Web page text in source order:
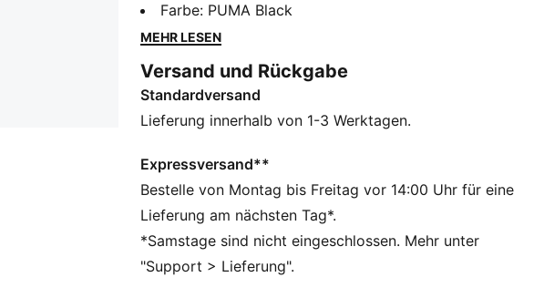
deinen Bewegungen anpasst. Dank dryCELL bleibst
du in diesem nahtlosen T-Shirt immer cool, während
Style verpasst – perfekt für intensive Workouts oder
entspannte Tage.
FEATURES + VORTEILE
vom Körper ableitet und dafür sorgt, dass du beim
Training schweißfrei bleibst
LYCRA® ADAPTIV: Faser in einer innovativen,
nahtlosen Konstruktion für eine optimale Passform
und Formbeständigkeit sorgt für eine passgenaue
Kompression, die sich mit dir bewegt
Farbe: PUMA Black
MEHR LESEN
Versand und Rückgabe
Standardversand
Lieferung innerhalb von 1-3 Werktagen.
Expressversand**
Bestelle von Montag bis Freitag vor 14:00 Uhr für eine
Lieferung am nächsten Tag*.
*Samstage sind nicht eingeschlossen. Mehr unter
"Support > Lieferung".